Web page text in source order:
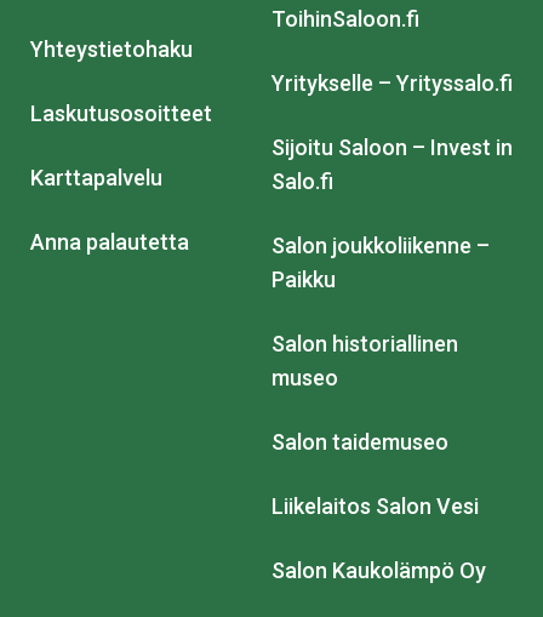
Yhteystietohaku
Laskutusosoitteet
Karttapalvelu
Anna palautetta
ToihinSaloon.fi
Yritykselle – Yrityssalo.fi
Sijoitu Saloon – Invest in
Salo.fi
Salon joukkoliikenne –
Paikku
Salon historiallinen
museo
Salon taidemuseo
Liikelaitos Salon Vesi
Salon Kaukolämpö Oy